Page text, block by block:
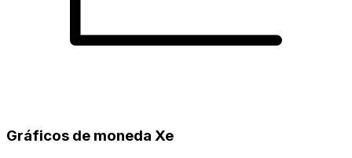
Gráficos de moneda Xe